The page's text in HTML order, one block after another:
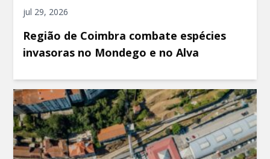
jul 29, 2026
Região de Coimbra combate espécies
invasoras no Mondego e no Alva